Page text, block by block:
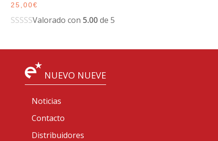
25,00€
Valorado con 5.00de 5
NUEVO NUEVE
Noticias
Contacto
Distribuidores